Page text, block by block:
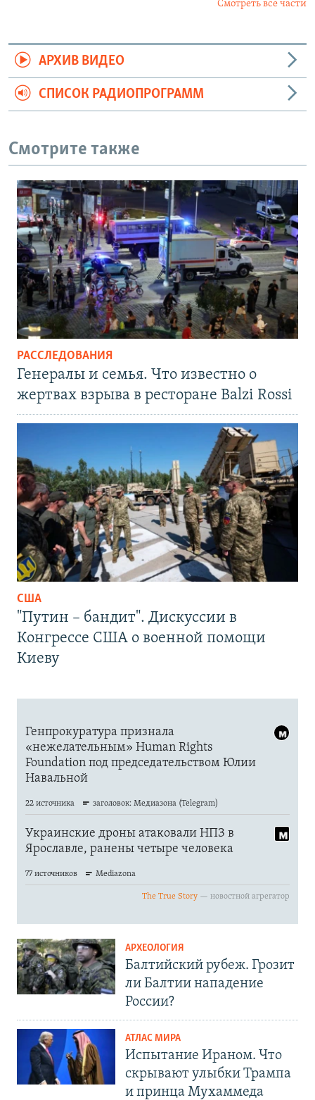
Смотреть все части
АРХИВ ВИДЕО
СПИСОК РАДИОПРОГРАММ
Смотрите также
РАССЛЕДОВАНИЯ
Генералы и семья. Что известно о
жертвах взрыва в ресторане Balzi Rossi
США
"Путин – бандит". Дискуссии в
Конгрессе США о военной помощи
Киеву
АРХЕОЛОГИЯ
Балтийский рубеж. Грозит
ли Балтии нападение
России?
АТЛАС МИРА
Испытание Ираном. Что
скрывают улыбки Трампа
и принца Мухаммеда